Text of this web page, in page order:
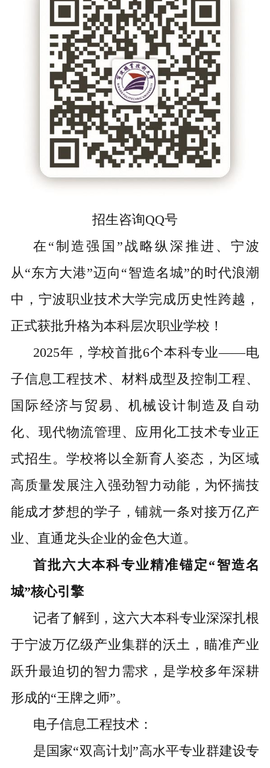
招生咨询QQ号
在“制造强国”战略纵深推进、宁波
从“东方大港”迈向“智造名城”的时代浪潮
中，宁波职业技术大学完成历史性跨越，
正式获批升格为本科层次职业学校！
2025年，学校首批6个本科专业——电
子信息工程技术、材料成型及控制工程、
国际经济与贸易、机械设计制造及自动
化、现代物流管理、应用化工技术专业正
式招生。学校将以全新育人姿态，为区域
高质量发展注入强劲智力动能，为怀揣技
能成才梦想的学子，铺就一条对接万亿产
业、直通龙头企业的金色大道。
首批六大本科专业精准锚定“智造名
城”核心引擎
记者了解到，这六大本科专业深深扎根
于宁波万亿级产业集群的沃土，瞄准产业
跃升最迫切的智力需求，是学校多年深耕
形成的“王牌之师”。
电子信息工程技术：
是国家“双高计划”高水平专业群建设专